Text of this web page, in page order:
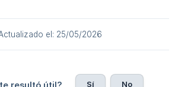
el: 25/05/2026
resultó útil? Sí No